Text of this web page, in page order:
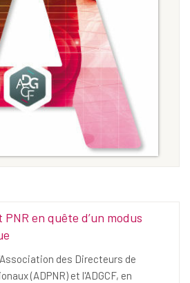
en quête d’un modus
des Directeurs de
(ADPNR) et l'ADGCF, en